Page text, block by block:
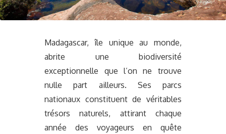
Madagascar, île unique au monde,
abrite une biodiversité
exceptionnelle que l’on ne trouve
nulle part ailleurs. Ses parcs
nationaux constituent de véritables
trésors naturels, attirant chaque
année des voyageurs en quête